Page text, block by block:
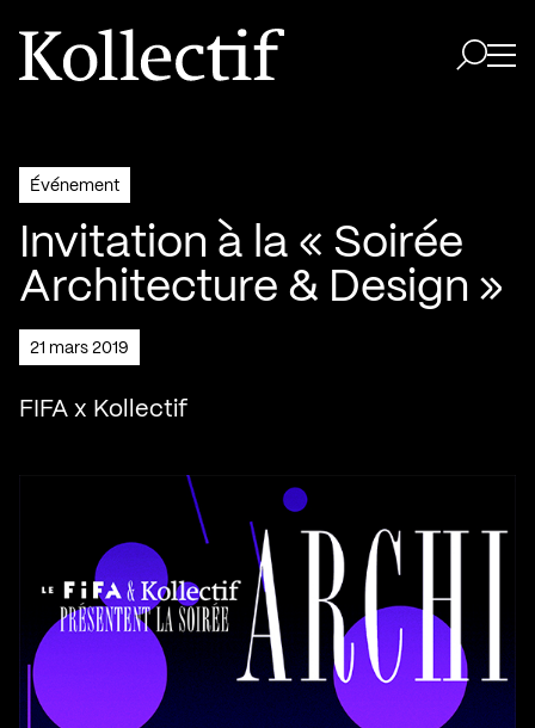
Aller à la page d'accueil
Logo Kollectif
Événement
Invitation à la « Soirée
Architecture & Design »
21 mars 2019
FIFA x Kollectif